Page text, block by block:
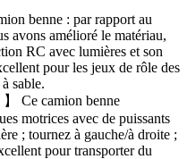
benne : par rapport au
avons amélioré le matériau,
RC avec lumières et son
pour les jeux de rôle des
sable.
】 Ce camion benne
motrices avec de puissants
; tournez à gauche/à droite ;
pour transporter du